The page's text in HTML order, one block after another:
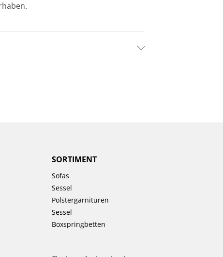
SORTIMENT
Sofas
Sessel
Polstergarnituren
Sessel
Boxspringbetten